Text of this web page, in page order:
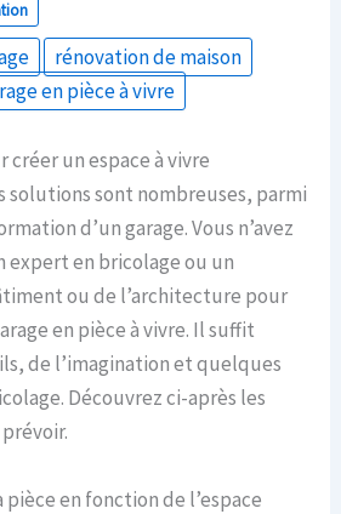
rénovation de maison
en pièce à vivre
créer un espace à vivre
sont nombreuses, parmi
d’un garage. Vous n’avez
expert en bricolage ou un
ou de l’architecture pour
en pièce à vivre. Il suffit
de l’imagination et quelques
Découvrez ci-après les
en fonction de l’espace